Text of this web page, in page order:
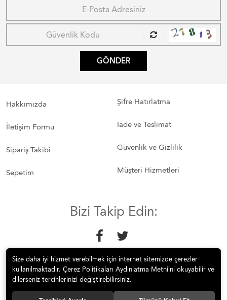
GÖNDER
Hakkımızda
İletişim Formu
Sipariş Takibi
Sepetim
Şifre Hatırlatma
İade ve Teslimat
Güvenlik ve Gizlilik
Müşteri Hizmetleri
Bizi Takip Edin:
© 2018 Mobilyakeyfi İnternet Teknolojileri Mobilya Sanayi İç ve Dış
Size daha iyi hizmet verebilmek için internet sitemizde çerezler
kullanılmaktadır. Çerez Politikaları Aydınlatma Metni’ni okuyabilir ve
dilerseniz tercihlerinizi değiştirebilirsiniz.